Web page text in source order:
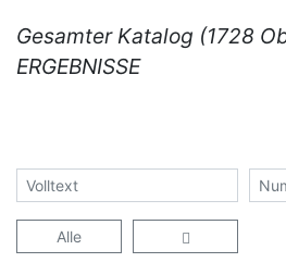
Gesamter Katalog (1728
ERGEBNISSE
Alle